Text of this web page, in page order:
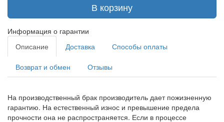
В корзину
Информация о гарантии
Описание
Доставка Способы оплаты
Возврат и обмен Отзывы
На производственный брак производитель дает пожизненную
гарантию. На естественный износ и превышение предела
прочности она не распространяется. Если в процессе